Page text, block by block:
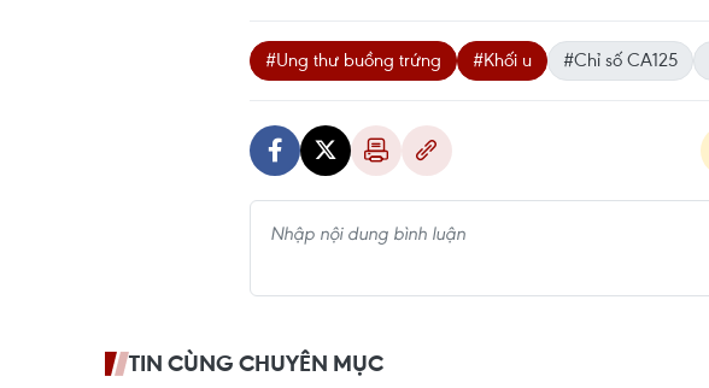
#Ung thư buồng trứng #Khối u #Chỉ số CA125
TIN CÙNG CHUYÊN MỤC